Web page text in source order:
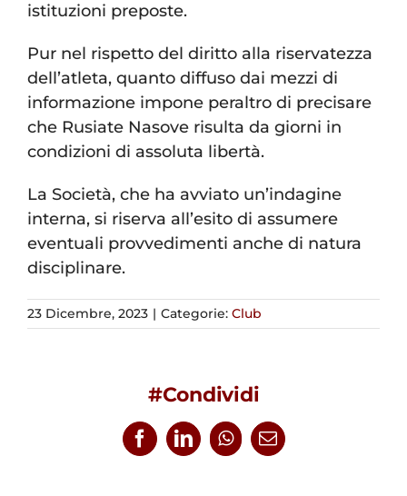
istituzioni preposte.
Pur nel rispetto del diritto alla riservatezza
dell’atleta, quanto diffuso dai mezzi di
informazione impone peraltro di precisare
che Rusiate Nasove risulta da giorni in
condizioni di assoluta libertà.
La Società, che ha avviato un’indagine
interna, si riserva all’esito di assumere
eventuali provvedimenti anche di natura
disciplinare.
23 Dicembre, 2023 | Categorie: Club
#Condividi
FacebookLinkedInWhatsApp
Email